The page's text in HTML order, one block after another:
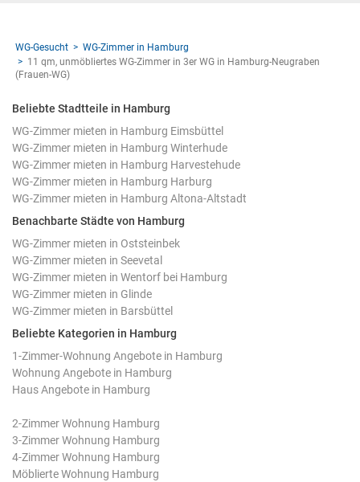
WG-Gesucht
WG-Zimmer in Hamburg
11 qm, unmöbliertes WG-Zimmer in 3er WG in Hamburg-Neugraben
(Frauen-WG)
Beliebte Stadtteile in Hamburg
WG-Zimmer mieten in Hamburg Eimsbüttel
WG-Zimmer mieten in Hamburg Winterhude
WG-Zimmer mieten in Hamburg Harvestehude
WG-Zimmer mieten in Hamburg Harburg
WG-Zimmer mieten in Hamburg Altona-Altstadt
Benachbarte Städte von Hamburg
WG-Zimmer mieten in Oststeinbek
WG-Zimmer mieten in Seevetal
WG-Zimmer mieten in Wentorf bei Hamburg
WG-Zimmer mieten in Glinde
WG-Zimmer mieten in Barsbüttel
Beliebte Kategorien in Hamburg
1-Zimmer-Wohnung Angebote in Hamburg
Wohnung Angebote in Hamburg
Haus Angebote in Hamburg
2-Zimmer Wohnung Hamburg
3-Zimmer Wohnung Hamburg
4-Zimmer Wohnung Hamburg
Möblierte Wohnung Hamburg